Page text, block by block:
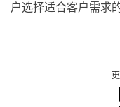
户选择适合客户需求